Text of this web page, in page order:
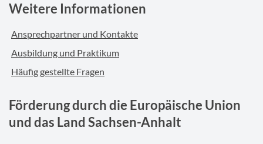
Weitere Informationen
Ansprechpartner und Kontakte
Ausbildung und Praktikum
Häufig gestellte Fragen
Förderung durch die Europäische Union
und das Land Sachsen-Anhalt